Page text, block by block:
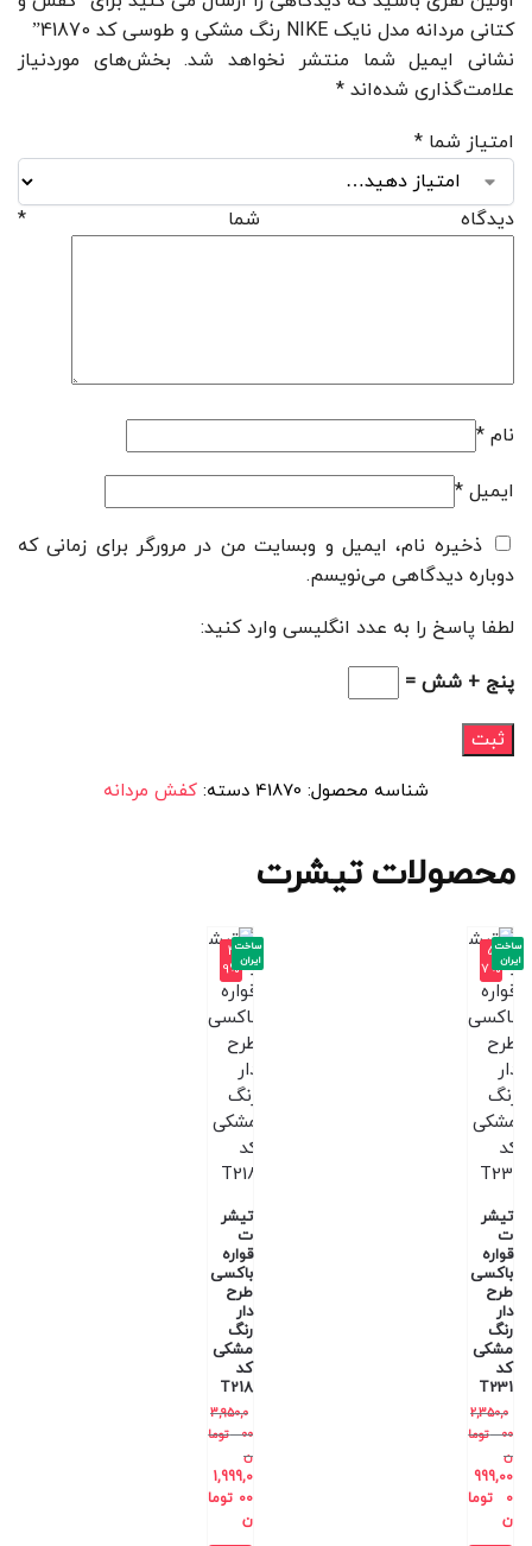
کتانی مردانه مدل نایک NIKE رنگ مشکی و طوسی کد 41870”
نشانی ایمیل شما منتشر نخواهد شد. بخش‌های موردنیاز
علامت‌گذاری شده‌اند *
امتیاز شما *
دیدگاه شما *
نام *
ایمیل *
ذخیره نام، ایمیل و وبسایت من در مرورگر برای زمانی که
دوباره دیدگاهی می‌نویسم.
لطفا پاسخ را به عدد انگلیسی وارد کنید:
پنج + شش =
شناسه محصول: 41870 دسته: کفش مردانه
محصولات تیشرت
-5
7%
تیشر
ت
قواره
باکسی
طرح
دار
رنگ
مشکی
کد
T231
2,350,0
00
توما
ن
999,00
0
توما
ن
ساخت
ایران
-4
9%
تیشر
ت
قواره
باکسی
طرح
دار
رنگ
مشکی
کد
T218
3,950,0
00
توما
ن
1,999,0
00 توما
ن
ساخت
ایران